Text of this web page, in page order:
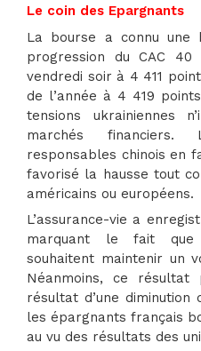
Le coin des Epargnants
La bourse a connu une
progression du CAC
vendredi soir à 4 411
de l’année à 4 419
tensions ukrainiennes
marchés financiers.
responsables chinois en
favorisé la hausse tout
américains ou européens.
L’assurance-vie a
marquant le fait que
souhaitent maintenir un
Néanmoins, ce
résultat d’une diminution
les épargnants français
au vu des résultats des